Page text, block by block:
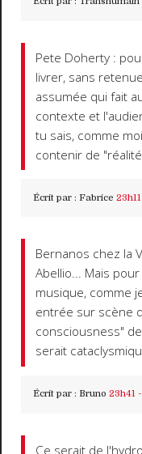
Pete Doherty :
livrer, sans
assumée qui fait
contexte et
tu sais, comme
contenir de
Écrit par : Fabrice 23h11
Bernanos chez la
Abellio... Mais
musique, comme
entrée sur scène
consciousness"
serait
Écrit par : Bruno 23h41-
Ce serait de